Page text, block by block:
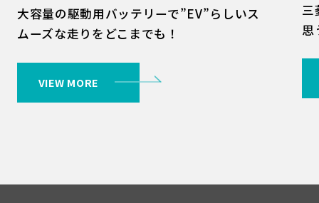
大容量の駆動用バッテリーで”EV”らしいス
ムーズな走りをどこまでも！
VIEW MORE
三
思